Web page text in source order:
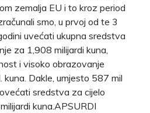
zemalja EU i to kroz period
smo, u prvoj od te 3
uvećati ukupna sredstva
za 1,908 milijardi kuna,
i visoko obrazovanje
Dakle, umjesto 587 mil
sredstva za cijelo
kuna.APSURDI